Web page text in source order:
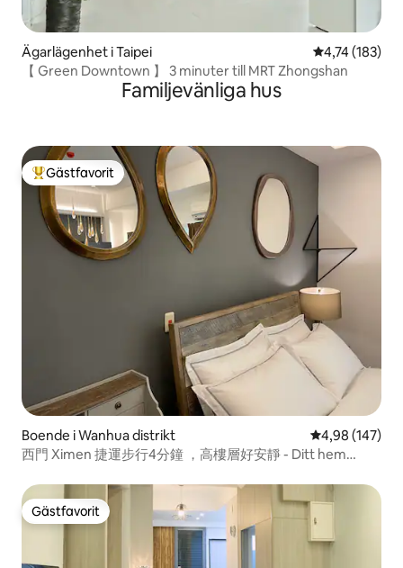
Ägarlägenhet i Taipei 4,74 av 5 i
4,74 (183)
【 Green Downtown 】 3 minuter till MRT Zhongshan
Familjevänliga hus
Populär gästfavorit
Gästfavorit
Boende i Wanhua distrikt 4,98 av 5 i
4,98 (147)
西門 Ximen 捷運步行4分鐘 ，高樓層好安靜 - Ditt hem
Gästfavorit
Gästfavorit